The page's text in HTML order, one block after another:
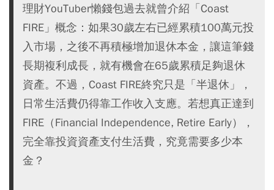
理財YouTuber懶錢包過去就曾介紹「Coast
FIRE」概念：如果30歲左右已經累積100萬元投
入市場，之後不再積極增加退休本金，讓這筆錢
長期複利成長，就有機會在65歲累積足夠退休
資產。不過，Coast FIRE終究只是「半退休」，
日常生活費仍得靠工作收入支應。若想真正達到
FIRE（Financial Independence, Retire Early），
完全靠投資資產支付生活費，究竟需要多少本
金？